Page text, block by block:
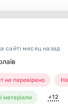
сайті месяц назад
не перевірено
матеріали +12